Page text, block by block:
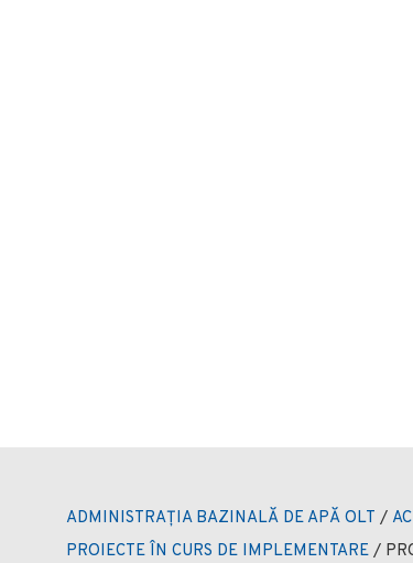
ADMINISTRAȚIA BAZINALĂ DE APĂ OLT /
PROIECTE ÎN CURS DE IMPLEMENTARE /